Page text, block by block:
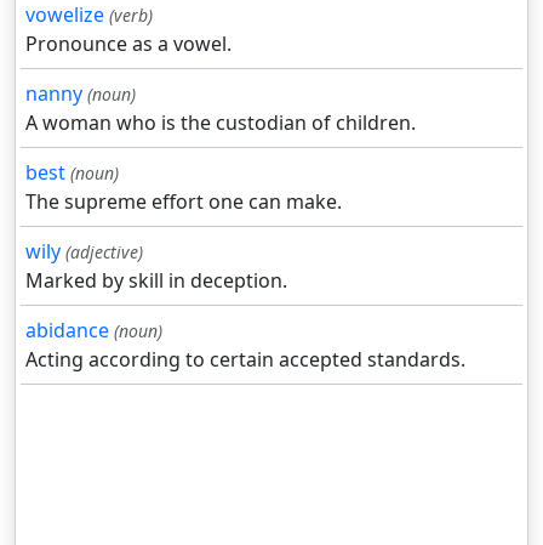
vowelize (verb)
Pronounce as a vowel.
nanny (noun)
A woman who is the custodian of children.
best (noun)
The supreme effort one can make.
wily (adjective)
Marked by skill in deception.
abidance (noun)
Acting according to certain accepted standards.